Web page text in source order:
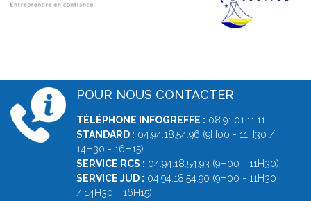
POUR NOUS CONTACTER
TÉLÉPHONE INFOGREFFE : 08.91.01.11.11
STANDARD : 04.94.18.54.96 (9H00 - 11H30 /
14H30 - 16H15)
SERVICE RCS : 04.94.18.54.93 (9H00 - 11H30)
SERVICE JUD : 04.94.18.54.90 (9H00 - 11H30
/ 14H30 - 16H15)